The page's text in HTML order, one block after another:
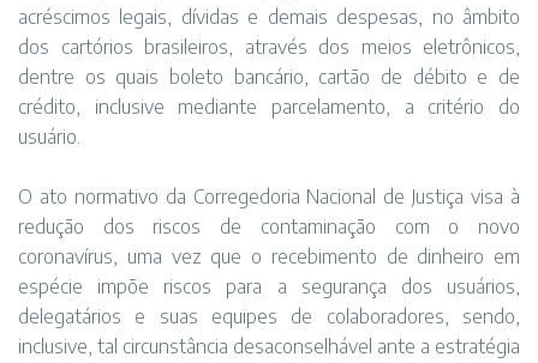
acréscimos legais, dívidas e demais despesas, no âmbito
dos cartórios brasileiros, através dos meios eletrônicos,
dentre os quais boleto bancário, cartão de débito e de
crédito, inclusive mediante parcelamento, a critério do
usuário.
O ato normativo da Corregedoria Nacional de Justiça visa à
redução dos riscos de contaminação com o novo
coronavírus, uma vez que o recebimento de dinheiro em
espécie impõe riscos para a segurança dos usuários,
delegatários e suas equipes de colaboradores, sendo,
inclusive, tal circunstância desaconselhável ante a estratégia